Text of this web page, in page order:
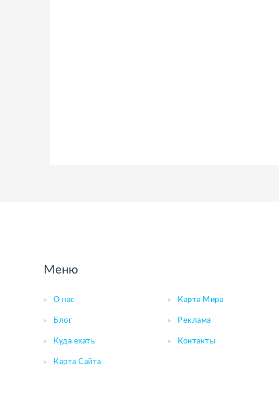
Меню
О нас Карта Мира
Блог Реклама
Куда ехать Контакты
Карта Сайта